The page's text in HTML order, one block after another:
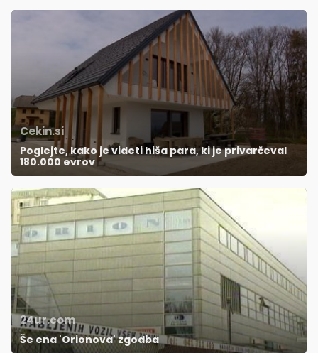
Cekin.si
Poglejte, kako je videti hiša para, ki je privarčeval
180.000 evrov
24ur.com
Še ena 'Orionova' zgodba